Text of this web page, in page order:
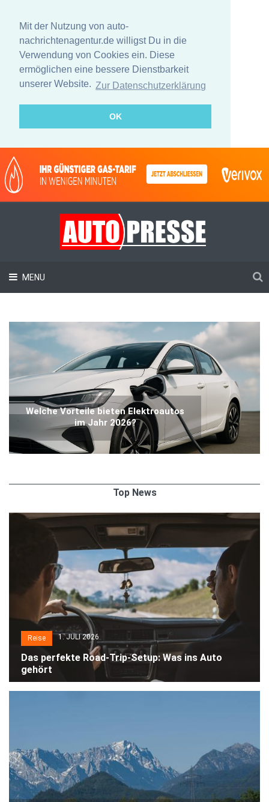
Mit der Nutzung von auto-
nachrichtenagentur.de willigst Du in die
Verwendung von Cookies ein. Diese
ermöglichen eine bessere Dienstbarkeit
unserer Website. Zur Datenschutzerklärung
OK
MENU
Welche Vorteile bieten Elektroautos
im Jahr 2026?
Top News
Reise 1. JULI 2026
Das perfekte Road-Trip-Setup: Was ins Auto
gehört